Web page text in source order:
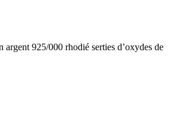
argent 925/000 rhodié serties d’oxydes de